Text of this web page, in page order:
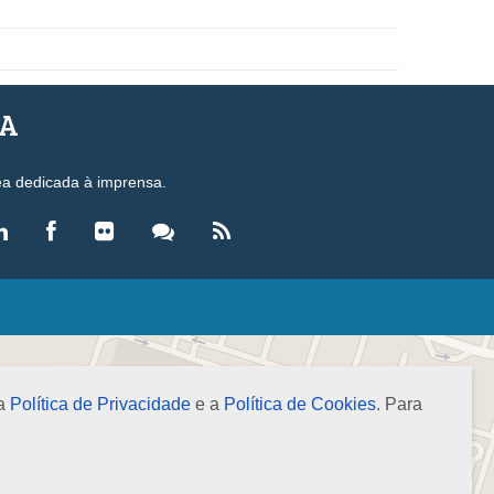
Política de Privacidade e a Política de Cookies. Para
dedicada à imprensa.
LEGISLAÇÃO
Lei